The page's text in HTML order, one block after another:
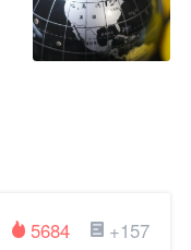
+157
5684